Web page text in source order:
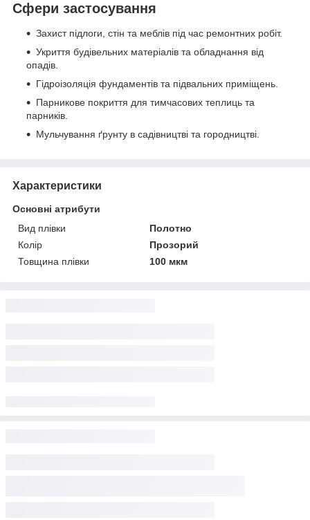
Сфери застосування
Захист підлоги, стін та меблів під час ремонтних робіт.
Укриття будівельних матеріалів та обладнання від
опадів.
Гідроізоляція фундаментів та підвальних приміщень.
Парникове покриття для тимчасових теплиць та
парників.
Мульчування ґрунту в садівництві та городництві.
Характеристики
Основні атрибути
Вид плівки
Полотно
Колір
Прозорий
Товщина плівки
100 мкм